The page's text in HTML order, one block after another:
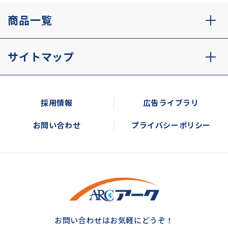
商品一覧
サイトマップ
採用情報 広告ライブラリ
お問い合わせ プライバシーポリシー
お問い合わせはお気軽にどうぞ！